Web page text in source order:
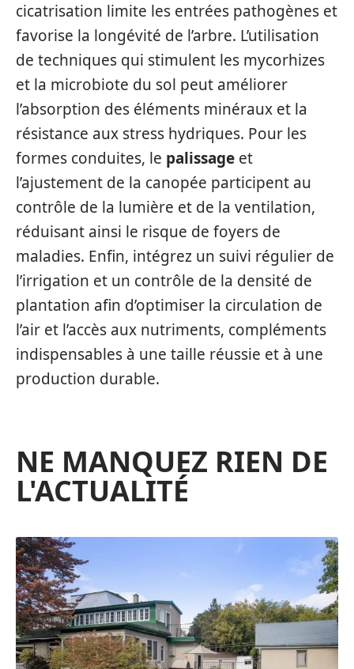
cicatrisation limite les entrées pathogènes et
favorise la longévité de l’arbre. L’utilisation
de techniques qui stimulent les mycorhizes
et la microbiote du sol peut améliorer
l’absorption des éléments minéraux et la
résistance aux stress hydriques. Pour les
formes conduites, le palissage et
l’ajustement de la canopée participent au
contrôle de la lumière et de la ventilation,
réduisant ainsi le risque de foyers de
maladies. Enfin, intégrez un suivi régulier de
l’irrigation et un contrôle de la densité de
plantation afin d’optimiser la circulation de
l’air et l’accès aux nutriments, compléments
indispensables à une taille réussie et à une
production durable.
NE MANQUEZ RIEN DE
L'ACTUALITÉ